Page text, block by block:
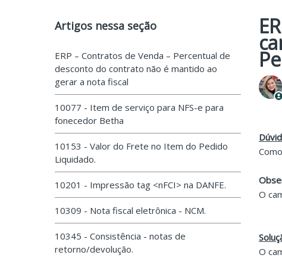
Artigos nessa seção
ERP – Contratos de Venda – Percentual de
desconto do contrato não é mantido ao
gerar a nota fiscal
10077 - Item de serviço para NFS-e para
fonecedor Betha
10153 - Valor do Frete no Item do Pedido
Liquidado.
10201 - Impressão tag <nFCI> na DANFE.
10309 - Nota fiscal eletrônica - NCM.
10345 - Consistência - notas de
retorno/devolução.
O
O